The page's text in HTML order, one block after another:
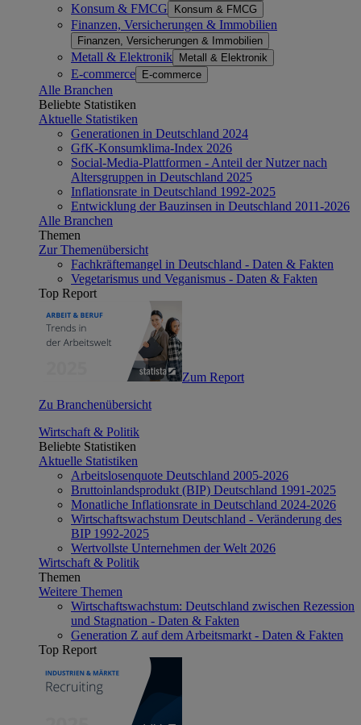
Konsum & FMCG Konsum & FMCG
Finanzen, Versicherungen & Immobilien
Finanzen, Versicherungen & Immobilien
Metall & Elektronik Metall & Elektronik
E-commerce E-commerce
Alle Branchen
Beliebte Statistiken
Aktuelle Statistiken
Generationen in Deutschland 2024
GfK-Konsumklima-Index 2026
Social-Media-Plattformen - Anteil der Nutzer nach
Altersgruppen in Deutschland 2025
Inflationsrate in Deutschland 1992-2025
Entwicklung der Bauzinsen in Deutschland 2011-2026
Alle Branchen
Themen
Zur Themenübersicht
Fachkräftemangel in Deutschland - Daten & Fakten
Vegetarismus und Veganismus - Daten & Fakten
Top Report
Zum Report
Zu Branchenübersicht
Wirtschaft & Politik
Beliebte Statistiken
Aktuelle Statistiken
Arbeitslosenquote Deutschland 2005-2026
Bruttoinlandsprodukt (BIP) Deutschland 1991-2025
Monatliche Inflationsrate in Deutschland 2024-2026
Wirtschaftswachstum Deutschland - Veränderung des
BIP 1992-2025
Wertvollste Unternehmen der Welt 2026
Wirtschaft & Politik
Themen
Weitere Themen
Wirtschaftswachstum: Deutschland zwischen Rezession
und Stagnation - Daten & Fakten
Generation Z auf dem Arbeitsmarkt - Daten & Fakten
Top Report